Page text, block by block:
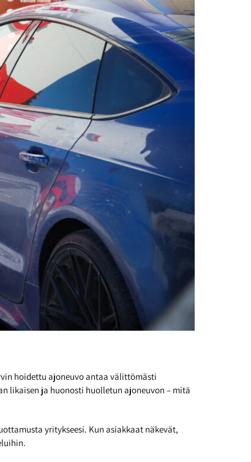
hoidettu ajoneuvo antaa välittömästi
likaisen ja huonosti huolletun ajoneuvon – mitä
yritykseesi. Kun asiakkaat näkevät,